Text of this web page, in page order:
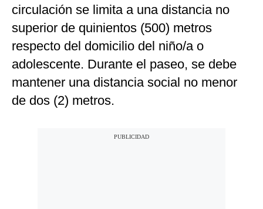
circulación se limita a una distancia no
superior de quinientos (500) metros
respecto del domicilio del niño/a o
adolescente. Durante el paseo, se debe
mantener una distancia social no menor
de dos (2) metros.